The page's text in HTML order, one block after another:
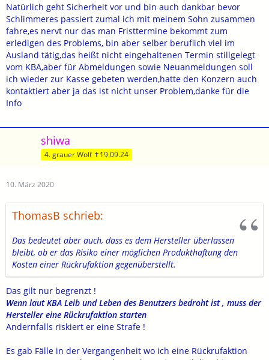
Natürlich geht Sicherheit vor und bin auch dankbar bevor
Schlimmeres passiert zumal ich mit meinem Sohn zusammen
fahre,es nervt nur das man Fristtermine bekommt zum
erledigen des Problems, bin aber selber beruflich viel im
Ausland tätig,das heißt nicht eingehaltenen Termin stillgelegt
vom KBA,aber für Abmeldungen sowie Neuanmeldungen soll
ich wieder zur Kasse gebeten werden,hatte den Konzern auch
kontaktiert aber ja das ist nicht unser Problem,danke für die
Info
shiwa
4. grauer Wolf ✝19.09.24
10. März 2020
ThomasB schrieb:
Das bedeutet aber auch, dass es dem Hersteller überlassen
bleibt, ob er das Risiko einer möglichen Produkthaftung den
Kosten einer Rückrufaktion gegenüberstellt.
Das gilt nur begrenzt !
Wenn laut KBA Leib und Leben des Benutzers bedroht ist , muss der
Hersteller eine Rückrufaktion starten
Andernfalls riskiert er eine Strafe !
Es gab Fälle in der Vergangenheit wo ich eine Rückrufaktion